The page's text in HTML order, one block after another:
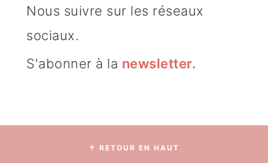
Nous suivre sur les réseaux
sociaux.
S'abonner à la newsletter.
↑ RETOUR EN HAUT